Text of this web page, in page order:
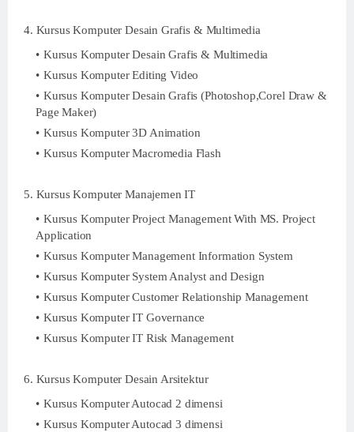
4. Kursus Komputer Desain Grafis & Multimedia
Kursus Komputer Desain Grafis & Multimedia
Kursus Komputer Editing Video
Kursus Komputer Desain Grafis (Photoshop,Corel Draw &
Page Maker)
Kursus Komputer 3D Animation
Kursus Komputer Macromedia Flash
5. Kursus Komputer Manajemen IT
Kursus Komputer Project Management With MS. Project
Application
Kursus Komputer Management Information System
Kursus Komputer System Analyst and Design
Kursus Komputer Customer Relationship Management
Kursus Komputer IT Governance
Kursus Komputer IT Risk Management
6. Kursus Komputer Desain Arsitektur
Kursus Komputer Autocad 2 dimensi
Kursus Komputer Autocad 3 dimensi